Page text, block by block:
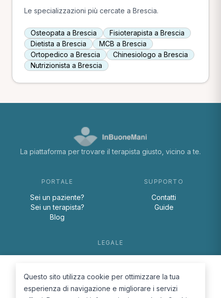
Le specializzazioni più cercate a Brescia.
Osteopata a Brescia
Fisioterapista a Brescia
Dietista a Brescia
MCB a Brescia
Ortopedico a Brescia
Chinesiologo a Brescia
Nutrizionista a Brescia
La piattaforma per trovare il terapista giusto, vicino a te.
PORTALE
Sei un paziente?
Sei un terapista?
Blog
SUPPORTO
Contatti
Guide
LEGALE
Cookie Policy
Questo sito utilizza cookie per ottimizzare la tua
esperienza di navigazione e migliorare i servizi